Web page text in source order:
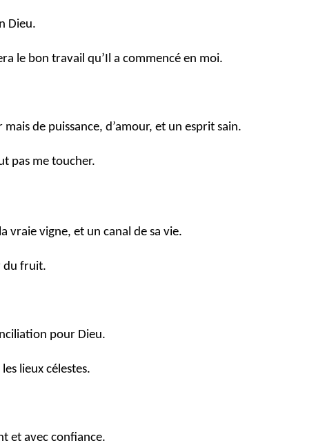
Dieu.
le bon travail qu’Il a commencé en moi.
de puissance, d’amour, et un esprit sain.
pas me toucher.
vraie vigne, et un canal de sa vie.
du fruit.
pour Dieu.
lieux célestes.
et avec confiance.